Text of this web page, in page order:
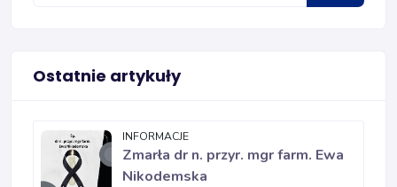
Ostatnie artykuły
INFORMACJE
Zmarła dr n. przyr. mgr farm. Ewa
Nikodemska